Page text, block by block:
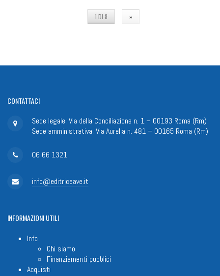
1 DI 8 »
CONTATTACI
Sede legale: Via della Conciliazione n. 1 – 00193 Roma (Rm)
Sede amministrativa: Via Aurelia n. 481 – 00165 Roma (Rm)
06 66 1321
info@editriceave.it
INFORMAZIONIUTILI
Info
Chi siamo
Finanziamenti pubblici
Acquisti